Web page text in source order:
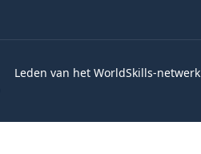
Leden van het WorldSkills-netwerk